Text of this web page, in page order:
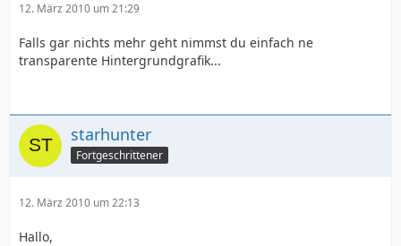
12. März 2010 um 21:29
Falls gar nichts mehr geht nimmst du einfach ne
transparente Hintergrundgrafik...
starhunter
Fortgeschrittener
12. März 2010 um 22:13
Hallo,